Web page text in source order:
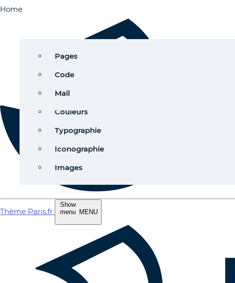
Home
Thème Paris.fr
Show
menu MENU
Quick start
Configurer
Versions
Mettre à jour le thème
Support
Grille
Ombres
Navigation
Couleurs
Typographie
Iconographie
Images
Pages
Code
Mail